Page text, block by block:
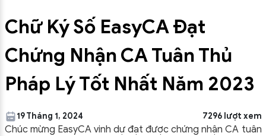
Chữ Ký Số EasyCA Đạt
Chứng Nhận CA Tuân Thủ
Pháp Lý Tốt Nhất Năm 2023
19 Tháng 1, 2024 7296 lượt xem
Chúc mừng EasyCA vinh dự đạt được chứng nhận CA tuân